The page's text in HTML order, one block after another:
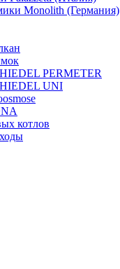
Monolith (Германия)
PERMETER
UNI
котлов